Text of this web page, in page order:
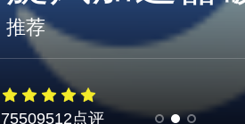
推荐
75509512点评